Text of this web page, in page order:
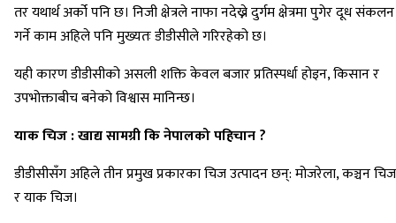
तर यथार्थ अर्को पनि छ। निजी क्षेत्रले नाफा नदेख्ने दुर्गम क्षेत्रमा पुगेर दूध संकलन
गर्ने काम अहिले पनि मुख्यतः डीडीसीले गरिरहेको छ।
यही कारण डीडीसीको असली शक्ति केवल बजार प्रतिस्पर्धा होइन, किसान र
उपभोक्ताबीच बनेको विश्वास मानिन्छ।
याक चिज : खाद्य सामग्री कि नेपालको पहिचान ?
डीडीसीसँग अहिले तीन प्रमुख प्रकारका चिज उत्पादन छन्: मोजरेला, कञ्चन चिज
र याक चिज।